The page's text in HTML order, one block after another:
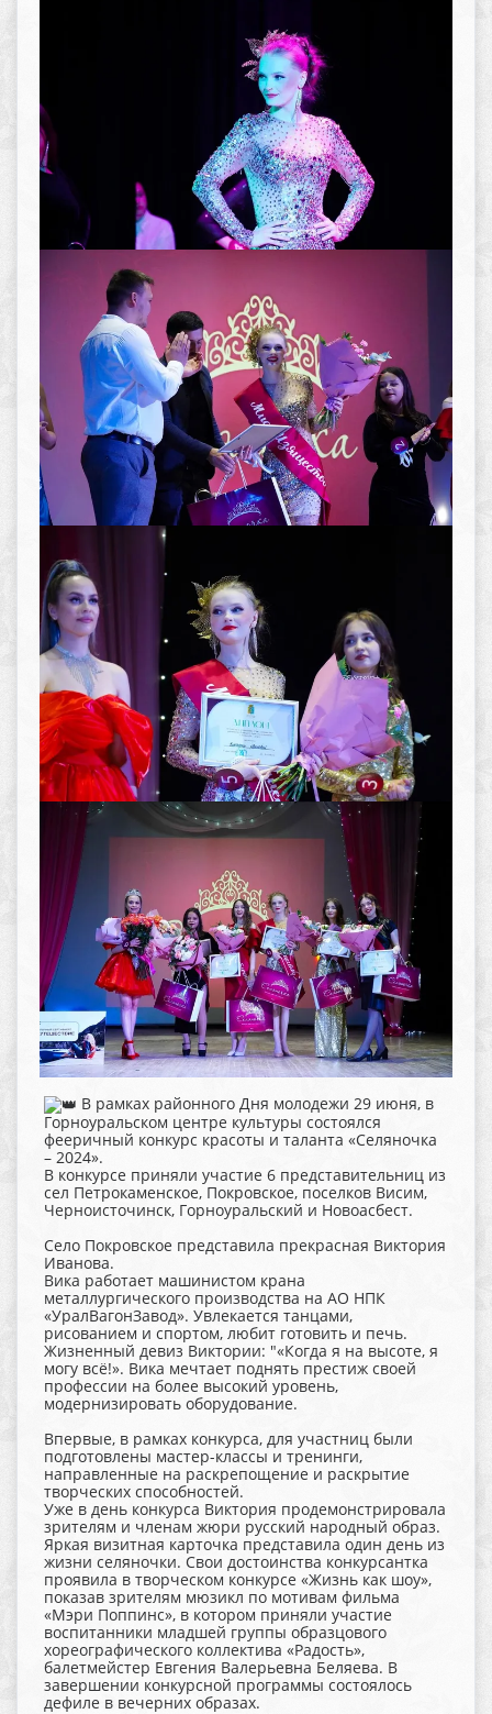
В рамках районного Дня молодежи 29 июня, в
Горноуральском центре культуры состоялся
фееричный конкурс красоты и таланта «Селяночка
– 2024».
В конкурсе приняли участие 6 представительниц из
сел Петрокаменское, Покровское, поселков Висим,
Черноисточинск, Горноуральский и Новоасбест.
Село Покровское представила прекрасная Виктория
Иванова.
Вика работает машинистом крана
металлургического производства на АО НПК
«УралВагонЗавод». Увлекается танцами,
рисованием и спортом, любит готовить и печь.
Жизненный девиз Виктории: "«Когда я на высоте, я
могу всё!». Вика мечтает поднять престиж своей
профессии на более высокий уровень,
модернизировать оборудование.
Впервые, в рамках конкурса, для участниц были
подготовлены мастер-классы и тренинги,
направленные на раскрепощение и раскрытие
творческих способностей.
Уже в день конкурса Виктория продемонстрировала
зрителям и членам жюри русский народный образ.
Яркая визитная карточка представила один день из
жизни селяночки. Свои достоинства конкурсантка
проявила в творческом конкурсе «Жизнь как шоу»,
показав зрителям мюзикл по мотивам фильма
«Мэри Поппинс», в котором приняли участие
воспитанники младшей группы образцового
хореографического коллектива «Радость»,
балетмейстер Евгения Валерьевна Беляева. В
завершении конкурсной программы состоялось
дефиле в вечерних образах.